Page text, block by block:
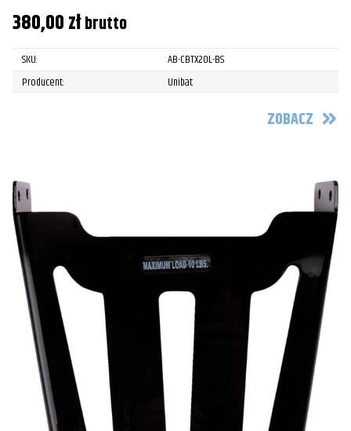
380,00złbrutto
SKU:
AB-CBTX20L-BS
Producent:
Unibat
ZOBACZ